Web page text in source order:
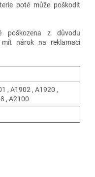
poté může poškodit
poškozena z důvodu
mít nárok na reklamaci
, A1902 , A1920 ,
, A2100